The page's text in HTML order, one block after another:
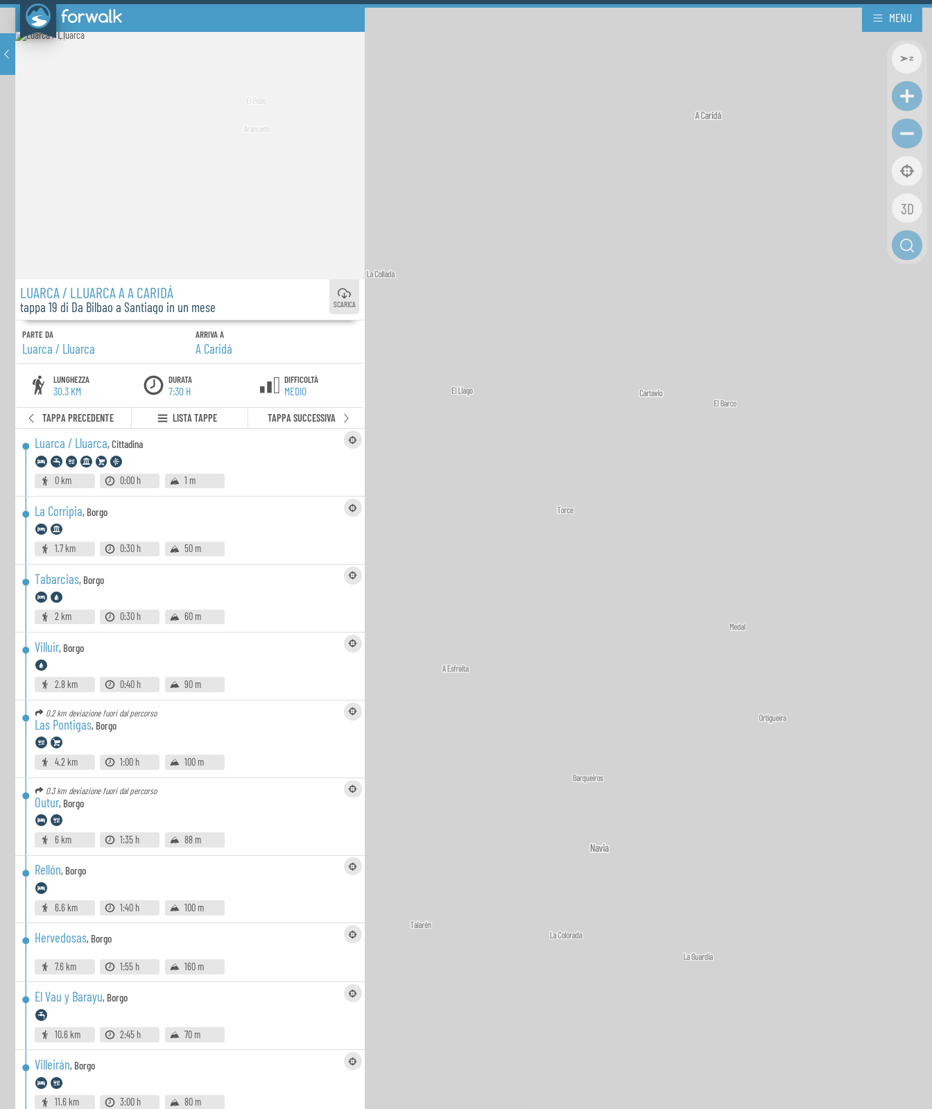
MENU
Luarca / Ḷḷuarca
LUARCA / LLUARCA A A CARIDÁ
tappa 19 di Da Bilbao a Santiago in un mese SCARICA
PARTE DA
Luarca / Lluarca
ARRIVA A
A Caridá
LUNGHEZZA
30.3 KM
DURATA
7:30 H
DIFFICOLTÀ
MEDIO
TAPPA PRECEDENTE LISTA TAPPE TAPPA SUCCESSIVA
Luarca / Lluarca,Cittadina
0 km 0:00 h 1 m
La Corripia, Borgo
1.7 km 0:30 h 50 m
Tabarcias, Borgo
2 km 0:30 h 60 m
Villuir, Borgo
2.8 km 0:40 h 90 m
0.2 km deviazione fuori dal percorso
Las Pontigas, Borgo
4.2 km 1:00 h 100 m
0.3 km deviazione fuori dal percorso
Outur, Borgo
6 km 1:35 h 88 m
Rellón, Borgo
6.6 km 1:40 h 100 m
Hervedosas, Borgo
7.6 km 1:55 h 160 m
El Vau y Barayu, Borgo
10.6 km 2:45 h 70 m
Villeirán, Borgo
11.6 km 3:00 h 80 m
3D